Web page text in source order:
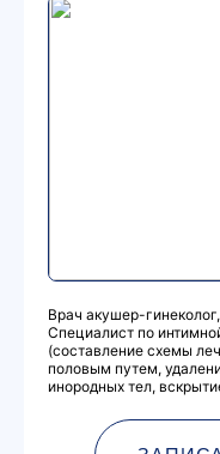
Врач акушер-
Специалист по
(составление схемы
половым путем,
инородных тел,